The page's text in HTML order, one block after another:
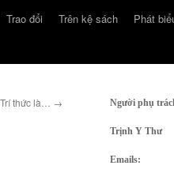
Trao đổi Trên kệ sách
Phát
Trí thức là… → Người phụ
Trịnh Y Thư
Emails: